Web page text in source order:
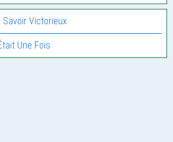
Savoir Victorieux
Une Fois